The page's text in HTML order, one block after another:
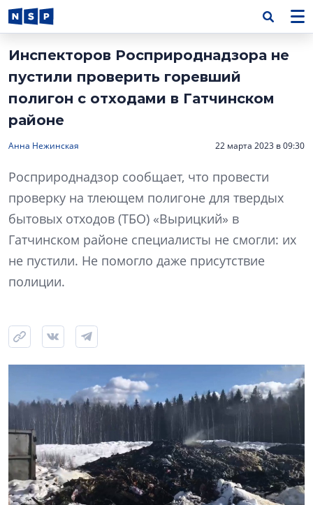
Инспекторов Росприроднадзора не
пустили проверить горевший
полигон с отходами в Гатчинском
районе
Анна Нежинская 22 марта 2023 в 09:30
Росприроднадзор сообщает, что провести
проверку на тлеющем полигоне для твердых
бытовых отходов (ТБО) «Вырицкий» в
Гатчинском районе специалисты не смогли: их
не пустили. Не помогло даже присутствие
полиции.